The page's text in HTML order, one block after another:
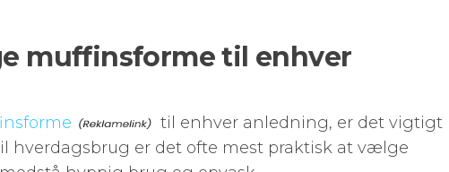
muffinsforme til enhver
til enhver anledning, er det vigtigt
hverdagsbrug er det ofte mest praktisk at vælge